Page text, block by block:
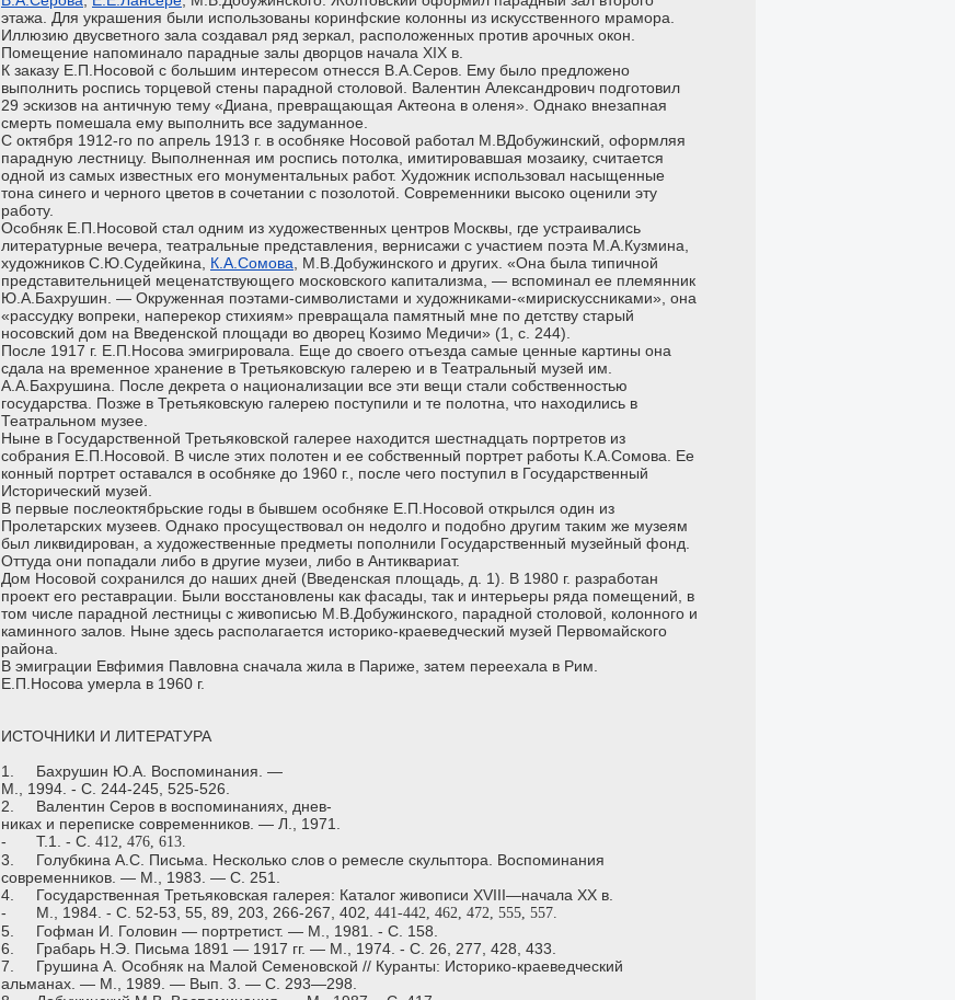
этажа. Для украшения были использованы коринфские колонны из искусственного мрамора.
Иллюзию двусветного зала создавал ряд зеркал, расположенных против арочных окон.
Помещение напоминало парадные залы дворцов начала XIX в.
К заказу Е.П.Носовой с большим интересом отнесся В.А.Серов. Ему было предложено
выполнить роспись торцевой стены парадной столовой. Валентин Александрович подготовил
29 эскизов на античную тему «Диана, превращающая Актеона в оленя». Однако внезапная
смерть помешала ему выполнить все задуманное.
С октября 1912-го по апрель 1913 г. в особняке Носовой работал М.ВДобужинский, оформляя
парадную лестницу. Выполненная им роспись потолка, имитировавшая мозаику, считается
одной из самых известных его монументальных работ. Художник использовал насыщенные
тона синего и черного цветов в сочетании с позолотой. Современники высоко оценили эту
работу.
Особняк Е.П.Носовой стал одним из художественных центров Москвы, где устраивались
литературные вечера, театральные представления, вернисажи с участием поэта М.А.Кузмина,
художников С.Ю.Судейкина, К.А.Сомова , М.В.Добужинского и других. «Она была типичной
представительницей меценатствующего московского капитализма, — вспоминал ее племянник
Ю.А.Бахрушин. — Окруженная поэтами-символистами и художниками-«мирискуссниками», она
«рассудку вопреки, наперекор стихиям» превращала памятный мне по детству старый
носовский дом на Введенской площади во дворец Козимо Медичи» (1, с. 244).
После 1917 г. Е.П.Носова эмигрировала. Еще до своего отъезда самые ценные картины она
сдала на временное хранение в Третьяковскую галерею и в Театральный музей им.
А.А.Бахрушина. После декрета о национализации все эти вещи стали собственностью
государства. Позже в Третьяковскую галерею поступили и те полотна, что находились в
Театральном музее.
Ныне в Государственной Третьяковской галерее находится шестнадцать портретов из
собрания Е.П.Носовой. В числе этих полотен и ее собственный портрет работы К.А.Сомова. Ее
конный портрет оставался в особняке до 1960 г., после чего поступил в Государственный
Исторический музей.
В первые послеоктябрьские годы в бывшем особняке Е.П.Носовой открылся один из
Пролетарских музеев. Однако просуществовал он недолго и подобно другим таким же музеям
был ликвидирован, а художественные предметы пополнили Государственный музейный фонд.
Оттуда они попадали либо в другие музеи, либо в Антиквариат.
Дом Носовой сохранился до наших дней (Введенская площадь, д. 1). В 1980 г. разработан
проект его реставрации. Были восстановлены как фасады, так и интерьеры ряда помещений, в
том числе парадной лестницы с живописью М.В.Добужинского, парадной столовой, колонного и
каминного залов. Ныне здесь располагается историко-краеведческий музей Первомайского
района.
В эмиграции Евфимия Павловна сначала жила в Париже, затем переехала в Рим.
Е.П.Носова умерла в 1960 г.
ИСТОЧНИКИ И ЛИТЕРАТУРА
1.
Бахрушин Ю.А. Воспоминания. —
М., 1994. - С. 244-245, 525-526.
2.
Валентин Серов в воспоминаниях, днев-
никах и переписке современников. — Л., 1971.
-
Т.1. - С. 412, 476, 613.
3.
Голубкина А.С. Письма. Несколько слов о ремесле скульптора. Воспоминания
современников. — М., 1983. — С. 251.
4.
Государственная Третьяковская галерея: Каталог живописи XVIII—начала XX в.
-
М., 1984. - С. 52-53, 55, 89, 203, 266-267, 402 , 441-442, 462, 472, 555, 557.
5.
Гофман И. Головин — портретист. — М., 1981. - С. 158.
6.
Грабарь Н.Э. Письма 1891 — 1917 гг. — М., 1974. - С. 26, 277, 428, 433.
7.
Грушина А. Особняк на Малой Семеновской // Куранты: Историко-краеведческий
альманах. — М., 1989. — Вып. 3. — С. 293—298.